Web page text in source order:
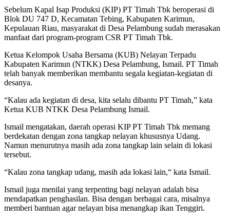
Sebelum Kapal Isap Produksi (KIP) PT Timah Tbk beroperasi di
Blok DU 747 D, Kecamatan Tebing, Kabupaten Karimun,
Kepulauan Riau, masyarakat di Desa Pelambung sudah merasakan
manfaat dari program-program CSR PT Timah Tbk.
Ketua Kelompok Usaha Bersama (KUB) Nelayan Terpadu
Kabupaten Karimun (NTKK) Desa Pelambung, Ismail. PT Timah
telah banyak memberikan membantu segala kegiatan-kegiatan di
desanya.
“Kalau ada kegiatan di desa, kita selalu dibantu PT Timah,” kata
Ketua KUB NTKK Desa Pelambung Ismail.
Ismail mengatakan, daerah operasi KIP PT Timah Tbk memang
berdekatan dengan zona tangkap nelayan khususnya Udang.
Namun menurutnya masih ada zona tangkap lain selain di lokasi
tersebut.
“Kalau zona tangkap udang, masih ada lokasi lain,“ kata Ismail.
Ismail juga menilai yang terpenting bagi nelayan adalah bisa
mendapatkan penghasilan. Bisa dengan berbagai cara, misalnya
memberi bantuan agar nelayan bisa menangkap ikan Tenggiri.